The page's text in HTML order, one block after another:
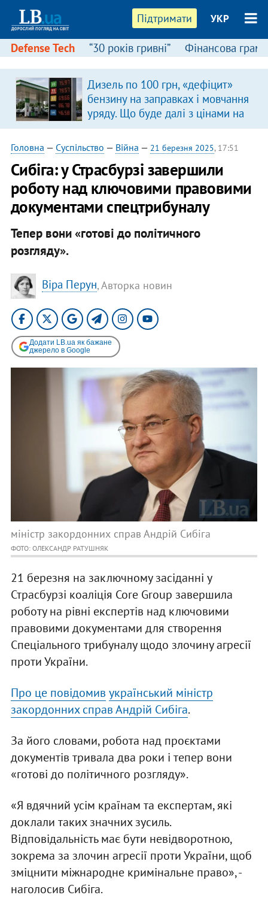
Підтримати УКР
Defense Tech “30 років гривні” Фінансова
Дизель по 100 грн, «дефіцит»
бензину на заправках і мовчання
уряду. Що буде далі з цінами на
пальне?
Головна — Суспільство — Війна — 21 березня 2025, 17:51
Сибіга: у Страсбурзі завершили
роботу над ключовими правовими
документами спецтрибуналу
Тепер вони «готові до політичного
розгляду».
Віра Перун, Авторка новин
Додати LB.ua як бажане
джерело в Google
міністр закордонних справ Андрій Сибіга
ФОТО: ОЛЕКСАНДР РАТУШНЯК
21 березня на заключному засіданні у
Страсбурзі коаліція Core Group завершила
роботу на рівні експертів над ключовими
правовими документами для створення
Спеціального трибуналу щодо злочину агресії
проти України.
Про це повідомив український міністр
закордонних справ Андрій Сибіга.
За його словами, робота над проєктами
документів тривала два роки і тепер вони
«готові до політичного розгляду».
«Я вдячний усім країнам та експертам, які
доклали таких значних зусиль.
Відповідальність має бути невідворотною,
зокрема за злочин агресії проти України, щоб
зміцнити міжнародне кримінальне право», -
наголосив Сибіга.